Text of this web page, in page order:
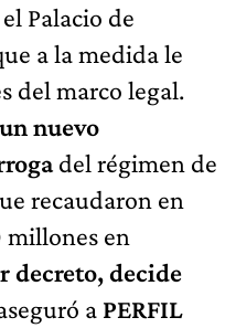
Palacio de
a la medida le
del marco legal.
nuevo
del régimen de
recaudaron en
millones en
decreto, decide
a PERFIL